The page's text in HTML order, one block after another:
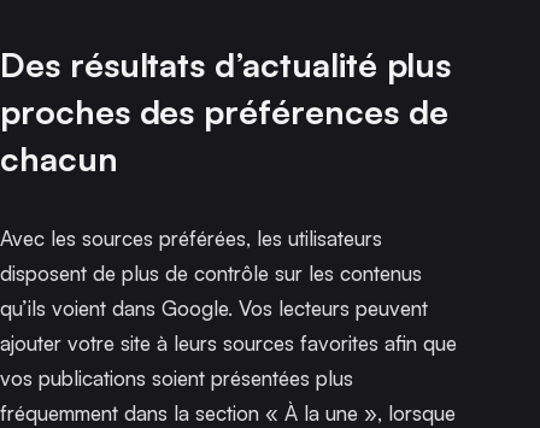
Des résultats d’actualité plus
proches des préférences de
chacun
Avec les sources préférées, les utilisateurs
disposent de plus de contrôle sur les contenus
qu’ils voient dans Google. Vos lecteurs peuvent
ajouter votre site à leurs sources favorites afin que
vos publications soient présentées plus
fréquemment dans la section « À la une », lorsque